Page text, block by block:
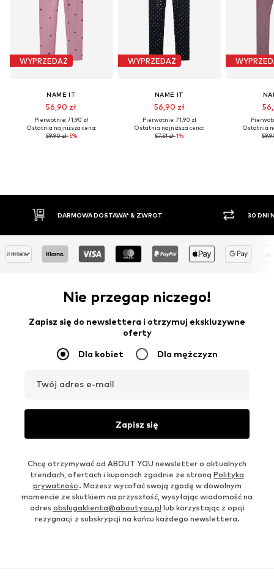
WYPRZEDAŻ
NAME IT
56,90 zł
Pierwotnie: 71,90 zł
Ostatnia najniższa cena:
59,90 zł-5%
WYPRZEDAŻ
NAME IT
56,90 zł
Pierwotnie: 71,90 zł
Ostatnia najniższa cena:
57,51 zł-1%
Ostatnia
& ZWROT 30 DNI NA ZWROT TOWARU
Nie przegap niczego!
Zapisz się do newslettera i otrzymuj ekskluzywne
oferty
Dla kobiet Dla mężczyzn
Twój adres e-mail
Zapisz się
Chcę otrzymywać od ABOUT YOU newsletter o aktualnych
trendach, ofertach i kuponach zgodnie ze stroną Polityka
prywatności. Możesz wycofać swoją zgodę w dowolnym
momencie ze skutkiem na przyszłość, wysyłając wiadomość na
adres obslugaklienta@aboutyou.pl lub korzystając z opcji
rezygnacji z subskrypcji na końcu każdego newslettera.